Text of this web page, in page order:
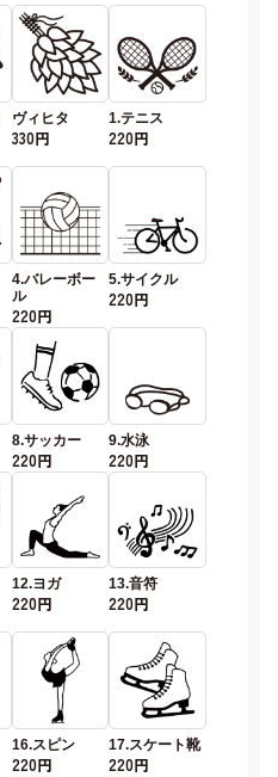
ヴィヒタ
330円
1.テニス
220円
4.バレーボー
ル
220円
5.サイクル
220円
8.サッカー
220円
9.水泳
220円
12.ヨガ
220円
13.音符
220円
16.スピン
220円
17.スケート靴
220円